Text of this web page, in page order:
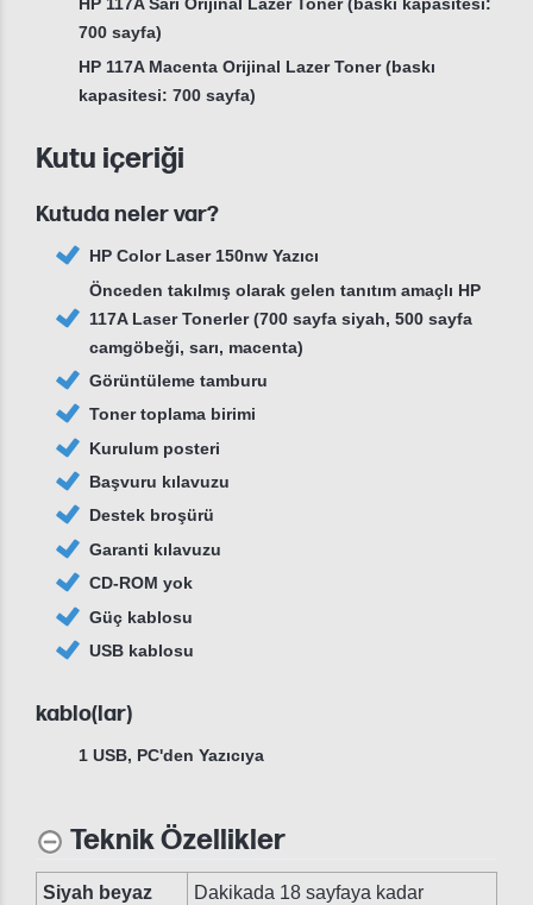
HP 117A Sarı Orijinal Lazer Toner (baskı kapasitesi:
700 sayfa)
HP 117A Macenta Orijinal Lazer Toner (baskı
kapasitesi: 700 sayfa)
Kutu içeriği
Kutuda neler var?
HP Color Laser 150nw Yazıcı
Önceden takılmış olarak gelen tanıtım amaçlı HP
117A Laser Tonerler (700 sayfa siyah, 500 sayfa
camgöbeği, sarı, macenta)
Görüntüleme tamburu
Toner toplama birimi
Kurulum posteri
Başvuru kılavuzu
Destek broşürü
Garanti kılavuzu
CD-ROM yok
Güç kablosu
USB kablosu
kablo(lar)
1 USB, PC'den Yazıcıya
Teknik Özellikler
Siyah beyaz
Dakikada 18 sayfaya kadar